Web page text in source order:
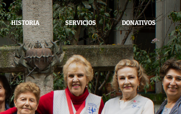
HISTORIA SERVICIOS DONATIVOS